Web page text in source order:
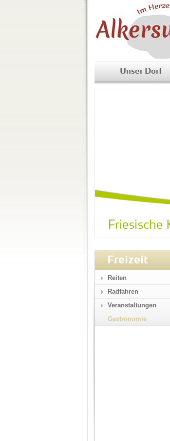
Unser Dorf
Freizeit
Reiten
Radfahren
Veranstaltungen
Gastronomie